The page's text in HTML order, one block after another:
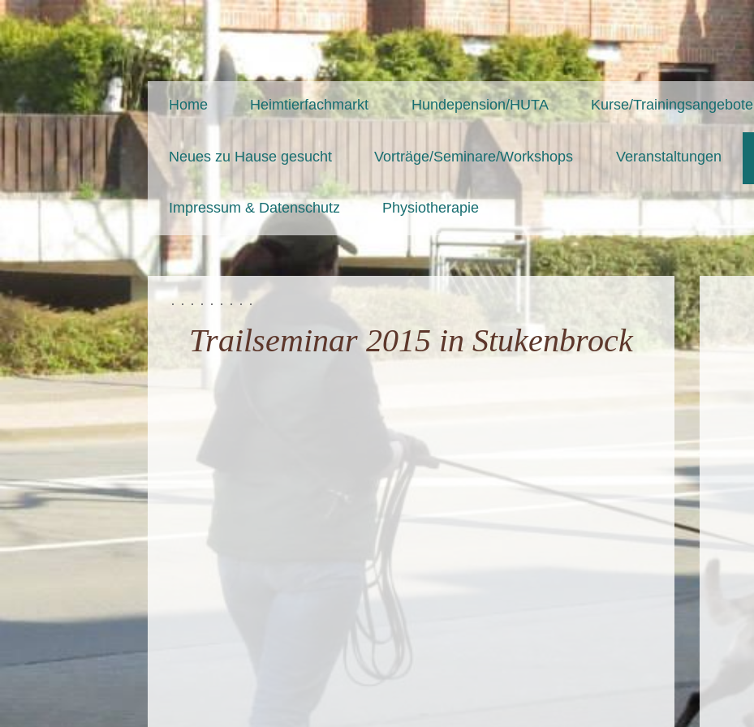
Home Heimtierfachmarkt Hundepension/HUTA Kurse/Trainingsangebote
Neues zu Hause gesucht Vorträge/Seminare/Workshops Veranstaltungen
Impressum & Datenschutz Physiotherapie
Trailseminar 2015 in Stukenbrock